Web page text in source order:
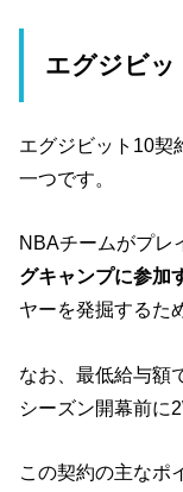
エグジビッ
エグジビット10契
一つです。
NBAチームがプレ
グキャンプに参加
ヤーを発掘するた
なお、最低給与額
シーズン開幕前に
この契約の主なポ